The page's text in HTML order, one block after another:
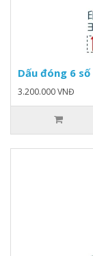
Dấu đóng 6
3.200.000 VNĐ